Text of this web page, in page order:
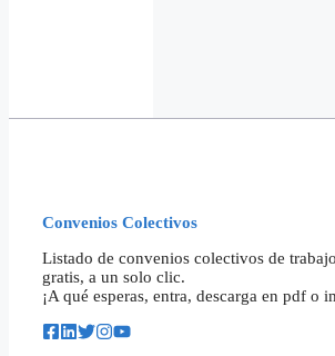
Convenios Colectivos
Listado de convenios colectivos de
gratis, a un solo clic.
¡A qué esperas, entra, descarga en pdf o